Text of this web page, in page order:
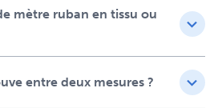
pour un confort maximal
instantanée pour une
mètre ruban en tissu ou
entre deux mesures ?